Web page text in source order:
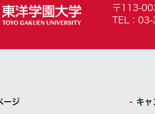
〒113-
TEL：
ージ キャ